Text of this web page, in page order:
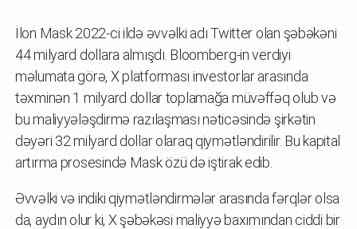
İlon Mask 2022-ci ildə əvvəlki adı Twitter olan şəbəkəni
44 milyard dollara almışdı. Bloomberg-in verdiyi
məlumata görə, X platforması investorlar arasında
təxminən 1 milyard dollar toplamağa müvəffəq olub və
bu maliyyələşdirmə razılaşması nəticəsində şirkətin
dəyəri 32 milyard dollar olaraq qiymətləndirilir. Bu kapital
artırma prosesində Mask özü də iştirak edib.
Əvvəlki və indiki qiymətləndirmələr arasında fərqlər olsa
da, aydın olur ki, X şəbəkəsi maliyyə baxımından ciddi bir